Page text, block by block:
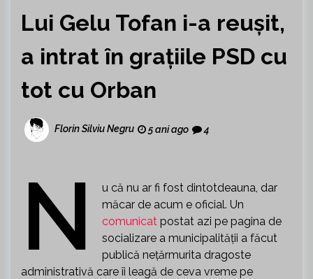
Lui Gelu Tofan i-a reușit,
a intrat în grațiile PSD cu
tot cu Orban
Florin Silviu Negru 5 ani ago 4
N
u că nu ar fi fost dintotdeauna, dar
măcar de acum e oficial. Un
comunicat postat azi pe pagina de
socializare a municipalității a făcut
publică nețărmurita dragoste
administrativă care îi leagă de ceva vreme pe